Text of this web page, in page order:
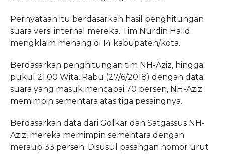
Pernyataan itu berdasarkan hasil penghitungan
suara versi internal mereka. Tim Nurdin Halid
mengklaim menang di 14 kabupaten/kota.
Berdasarkan penghitungan tim NH-Aziz, hingga
pukul 21.00 Wita, Rabu (27/6/2018) dengan data
suara yang masuk mencapai 70 persen, NH-Aziz
memimpin sementara atas tiga pesaingnya.
Berdasarkan data dari Golkar dan Satgassus NH-
Aziz, mereka memimpin sementara dengan
meraup 33 persen. Disusul pasangan nomor urut